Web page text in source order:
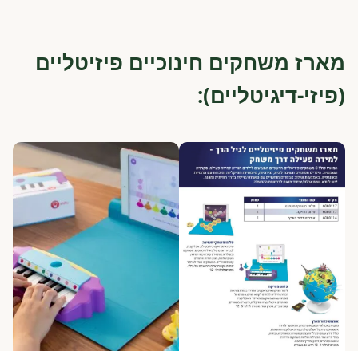
מארז משחקים חינוכיים פיזיטליים
(פיזי-דיגיטליים):